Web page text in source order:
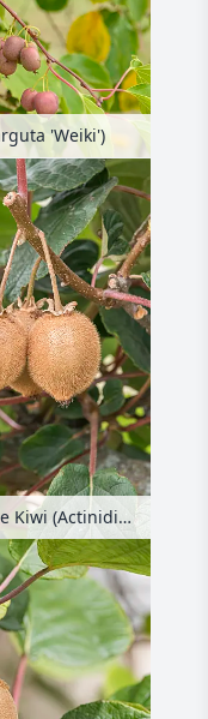
'Weiki')
Chinesische Kiwi (Actinidia deliciosa 'Green Light')